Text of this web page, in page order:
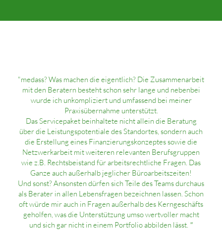
"medass? Was machen die eigentlich? Die Zusammenarbeit
mit den Beratern besteht schon sehr lange und nebenbei
wurde ich unkompliziert und umfassend bei meiner
Praxisübernahme unterstützt.
Das Servicepaket beinhaltete nicht allein die Beratung
über die Leistungspotentiale des Standortes, sondern auch
die Erstellung eines Finanzierungskonzeptes sowie die
Netzwerkarbeit mit weiteren relevanten Berufsgruppen
wie z.B. Rechtsbeistand für arbeitsrechtliche Fragen. Das
Ganze auch außerhalb jeglicher Büroarbeitszeiten!
Und sonst? Ansonsten dürfen sich Teile des Teams durchaus
als Berater in allen Lebensfragen bezeichnen lassen. Schon
oft würde mir auch in Fragen außerhalb des Kerngeschäfts
geholfen, was die Unterstützung umso wertvoller macht
und sich gar nicht in einem Portfolio abbilden lässt. "